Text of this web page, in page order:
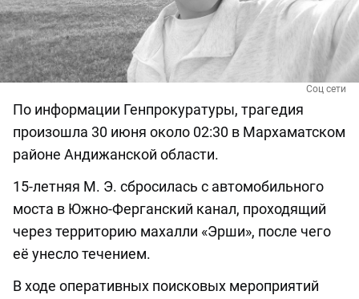
Соц сети
По информации Генпрокуратуры, трагедия
произошла 30 июня около 02:30 в Мархаматском
районе Андижанской области.
15-летняя М. Э. сбросилась с автомобильного
моста в Южно-Ферганский канал, проходящий
через территорию махалли «Эрши», после чего
её унесло течением.
В ходе оперативных поисковых мероприятий